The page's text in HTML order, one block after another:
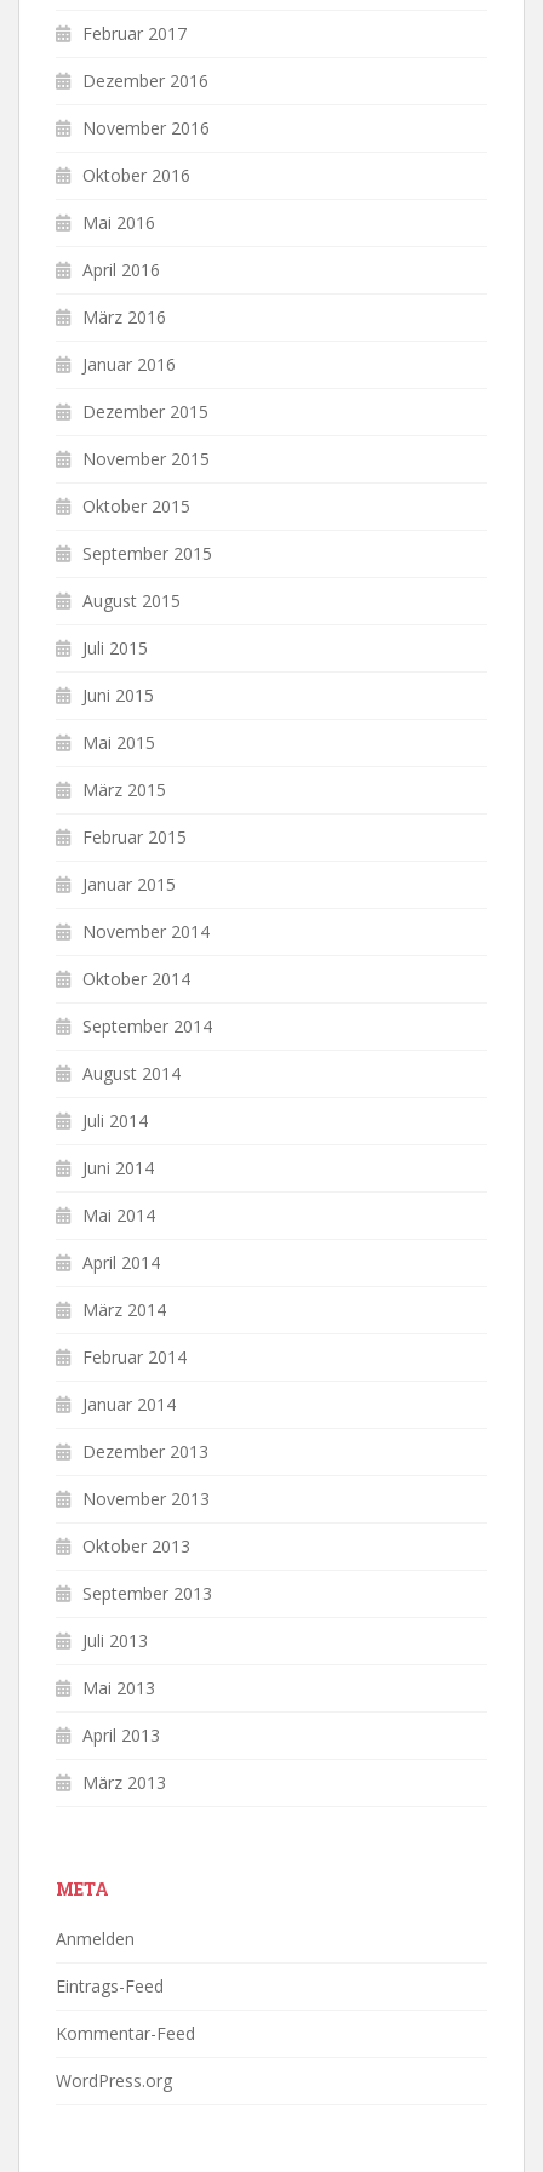
Februar 2017
Dezember 2016
November 2016
Oktober 2016
Mai 2016
April 2016
März 2016
Januar 2016
Dezember 2015
November 2015
Oktober 2015
September 2015
August 2015
Juli 2015
Juni 2015
Mai 2015
März 2015
Februar 2015
Januar 2015
November 2014
Oktober 2014
September 2014
August 2014
Juli 2014
Juni 2014
Mai 2014
April 2014
März 2014
Februar 2014
Januar 2014
Dezember 2013
November 2013
Oktober 2013
September 2013
Juli 2013
Mai 2013
April 2013
März 2013
META
Anmelden
Eintrags-Feed
Kommentar-Feed
WordPress.org